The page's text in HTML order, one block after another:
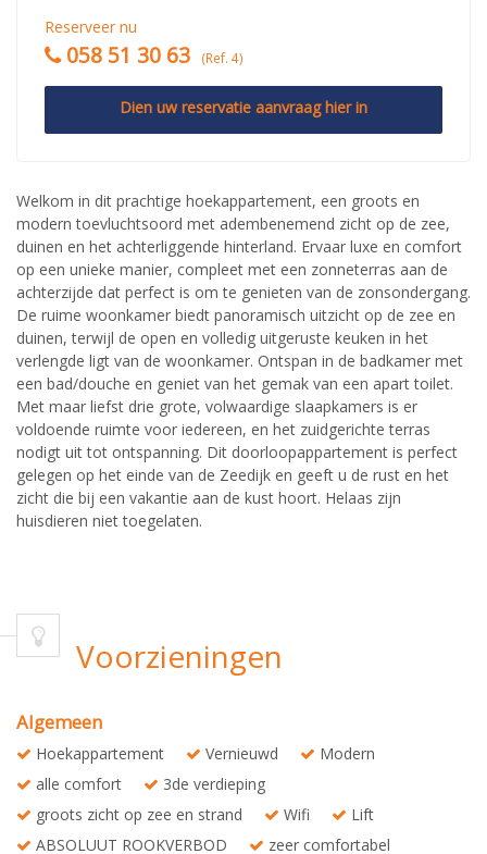
Reserveer nu
058 51 30 63 (Ref. 4)
Dien uw reservatie aanvraag hier in
Welkom in dit prachtige hoekappartement, een groots en
modern toevluchtsoord met adembenemend zicht op de zee,
duinen en het achterliggende hinterland. Ervaar luxe en comfort
op een unieke manier, compleet met een zonneterras aan de
achterzijde dat perfect is om te genieten van de zonsondergang.
De ruime woonkamer biedt panoramisch uitzicht op de zee en
duinen, terwijl de open en volledig uitgeruste keuken in het
verlengde ligt van de woonkamer. Ontspan in de badkamer met
een bad/douche en geniet van het gemak van een apart toilet.
Met maar liefst drie grote, volwaardige slaapkamers is er
voldoende ruimte voor iedereen, en het zuidgerichte terras
nodigt uit tot ontspanning. Dit doorloopappartement is perfect
gelegen op het einde van de Zeedijk en geeft u de rust en het
zicht die bij een vakantie aan de kust hoort. Helaas zijn
huisdieren niet toegelaten.
Voorzieningen
Algemeen
Hoekappartement Vernieuwd
Modern
alle comfort
3de verdieping
groots zicht op zee en strand
Wifi
Lift
ABSOLUUT ROOKVERBOD
zeer comfortabel